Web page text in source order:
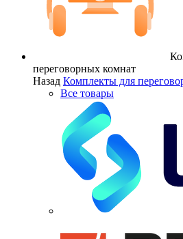
переговорных комнат
Назад Комплекты для
Все товары